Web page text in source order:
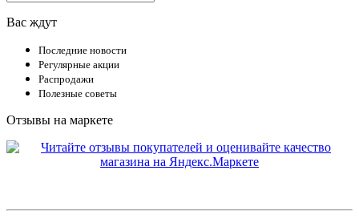
Вас ждут
Последние новости
Регулярные акции
Распродажи
Полезные советы
Отзывы на маркете